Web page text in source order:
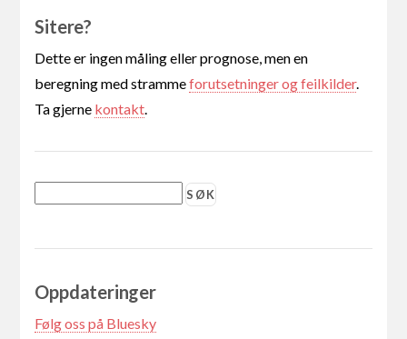
Sitere?
Dette er ingen måling eller prognose, men en
beregning med strammeforutsetninger og feilkilder.
Ta gjerne kontakt.
Oppdateringer
Følg oss på Bluesky